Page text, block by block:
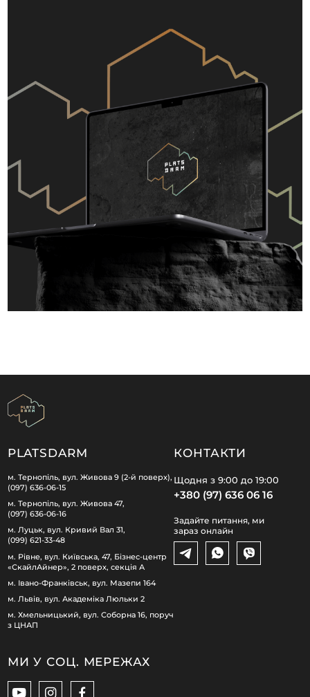
PLATSDARM
м. Тернопіль, вул. Живова 9 (2-й поверх),
(097) 636-06-15
м. Тернопіль, вул. Живова 47,
(097) 636-06-16
м. Луцьк, вул. Кривий Вал 31,
(099) 621-33-48
м. Рівне, вул. Київська, 47, Бізнес-центр
«СкайлАйнер», 2 поверх, секція А
м. Івано-Франківськ, вул. Мазепи 164
м. Львів, вул. Академіка Люльки 2
м. Хмельницький, вул. Соборна 16, поруч
з ЦНАП
КОНТАКТИ
Щодня з 9:00 до 19:00
+380 (97) 636 06 16
Задайте питання, ми
зараз онлайн
МИ У СОЦ. МЕРЕЖАХ